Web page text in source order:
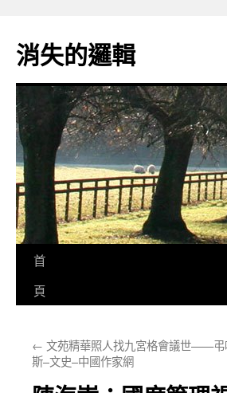
主
要
消失的邏輯
首
頁
← 文苑精華照人找九宮格會議世——弔
斯–文史–中國作家網